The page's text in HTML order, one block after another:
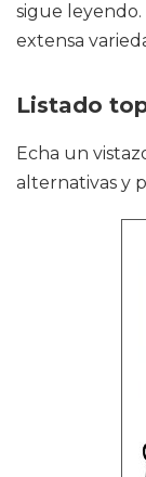
sigue
extensa
Listado
Echa un
alternativas y